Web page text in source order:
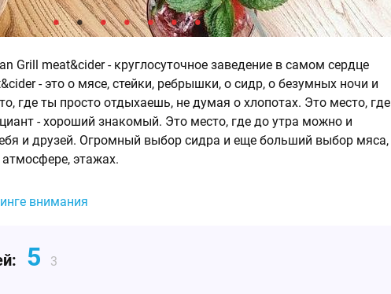
Grill meat&cider - круглосуточное заведение в самом сердце
- это о мясе, стейки, ребрышки, о сидр, о безумных ночи и
где ты просто отдыхаешь, не думая о хлопотах. Это место, где
- хороший знакомый. Это место, где до утра можно и
и друзей. Огромный выбор сидра и еще больший выбор мяса,
этажах.
внимания
5 3